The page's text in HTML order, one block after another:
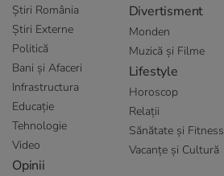
Știri România
Știri Externe
Politică
Bani și Afaceri
Infrastructura
Educație
Tehnologie
Video
Opinii
Divertisment
Monden
Muzică și Filme
Lifestyle
Horoscop
Relații
Sănătate și Fitness
Vacanțe și Cultură